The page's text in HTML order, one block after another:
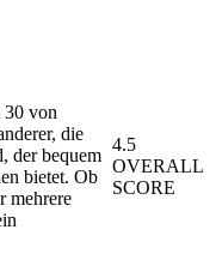
30 von
die
der bequem
bietet. Ob
mehrere
4.5
OVERALL
SCORE